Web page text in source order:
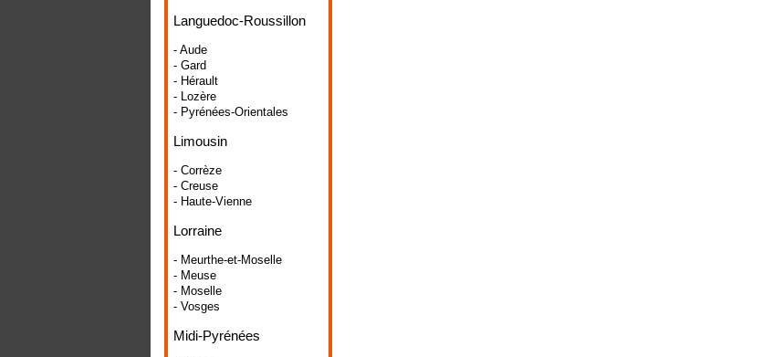
Languedoc-Roussillon
- Aude
- Gard
- Hérault
- Lozère
- Pyrénées-Orientales
Limousin
- Corrèze
- Creuse
- Haute-Vienne
Lorraine
- Meurthe-et-Moselle
- Meuse
- Moselle
- Vosges
Midi-Pyrénées